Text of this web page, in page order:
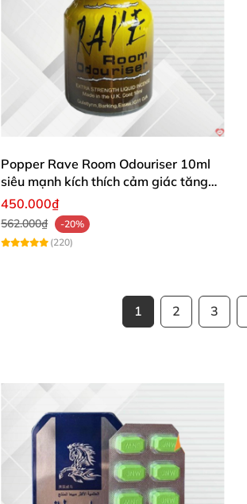
Popper Rave Room Odouriser 10ml
siêu mạnh kích thích cảm giác tăng
khoái cảm
450.000₫
562.000₫
-20%
(220)
1 2 3